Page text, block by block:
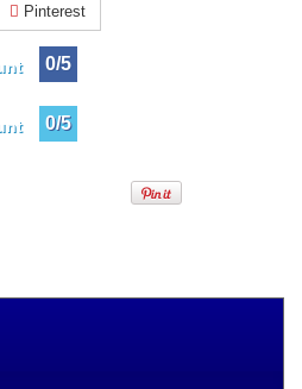
Pinterest
0/5
0/5